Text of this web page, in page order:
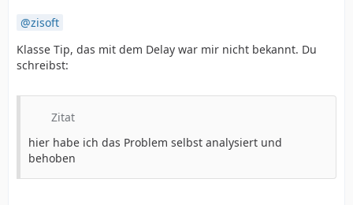
zisoft
Klasse Tip, das mit dem Delay war mir nicht bekannt. Du
schreibst:
Zitat
hier habe ich das Problem selbst analysiert und
behoben